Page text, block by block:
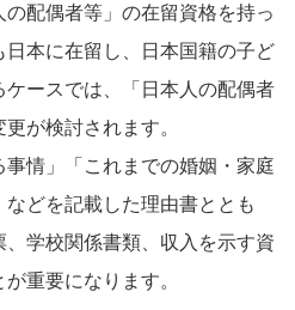
配偶者等」の在留資格を持っ
本に在留し、日本国籍の子ど
ケースでは、「日本人の配偶者
が検討されます。
情」「これまでの婚姻・家庭
どを記載した理由書ととも
学校関係書類、収入を示す資
重要になります。